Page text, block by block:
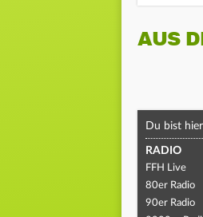
AUS
Du bist
RADIO
FFH Live
80er Radio
90er Radio